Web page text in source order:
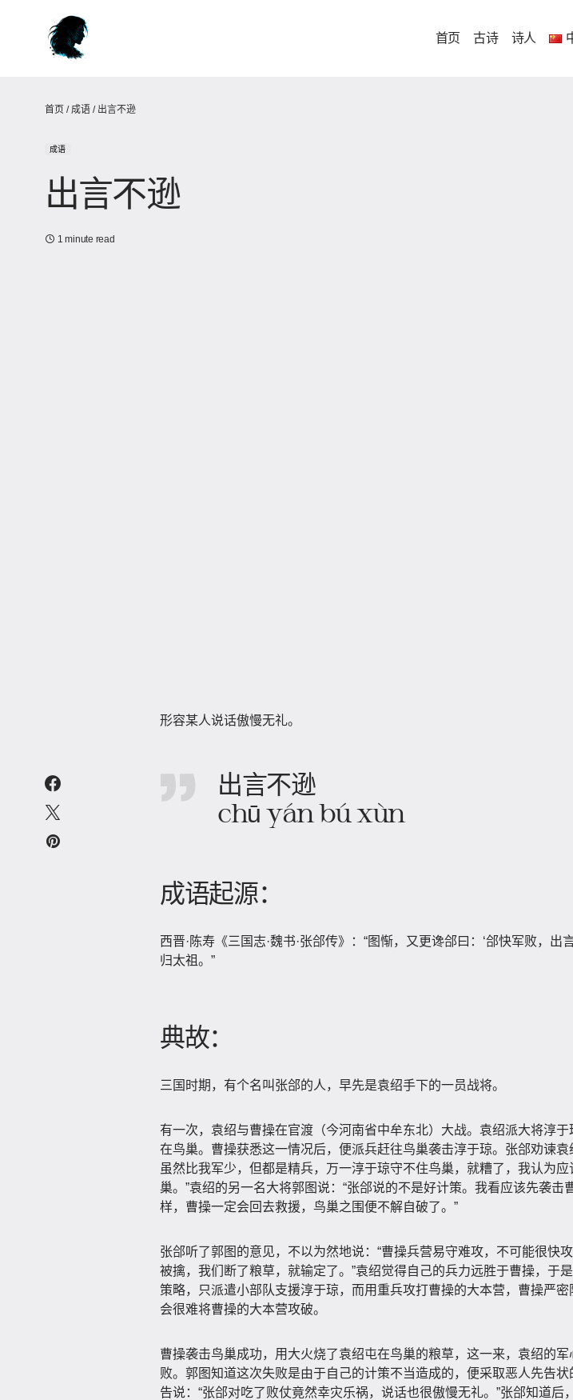
首页 古诗 诗人
首页 /成语 / 出言不逊
成语
出言不逊
1 minute read
形容某人说话傲慢无礼。
出言不逊
chū yán bú xùn
成语起源：
西晋·陈寿《三国志·魏书·张郃传》：“图惭，又更谗郃曰：‘郃快军败，出
归太祖。”
典故：
三国时期，有个名叫张郃的人，早先是袁绍手下的一员战将。
有一次，袁绍与曹操在官渡（今河南省中牟东北）大战。袁绍派大将淳于
在鸟巢。曹操获悉这一情况后，便派兵赶往鸟巢袭击淳于琼。张郃劝谏袁
虽然比我军少，但都是精兵，万一淳于琼守不住鸟巢，就糟了，我认为应
巢。”袁绍的另一名大将郭图说：“张郃说的不是好计策。我看应该先袭击
样，曹操一定会回去救援，鸟巢之围便不解自破了。”
张郃听了郭图的意见，不以为然地说：“曹操兵营易守难攻，不可能很快
被擒，我们断了粮草，就输定了。”袁绍觉得自己的兵力远胜于曹操，于
策略，只派遣小部队支援淳于琼，而用重兵攻打曹操的大本营，曹操严
会很难将曹操的大本营攻破。
曹操袭击鸟巢成功，用大火烧了袁绍屯在鸟巢的粮草，这一来，袁绍的军
败。郭图知道这次失败是由于自己的计策不当造成的，便采取恶人先告
告说：“张郃对吃了败仗竟然幸灾乐祸，说话也很傲慢无礼。”张郃知道后